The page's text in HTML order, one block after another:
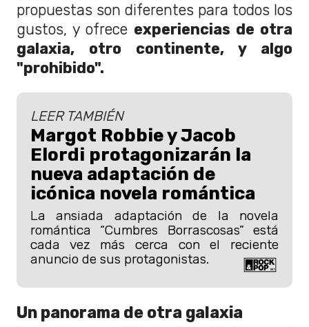
propuestas son diferentes para todos los
gustos, y ofrece experiencias de otra
galaxia, otro continente, y algo
"prohibido".
LEER TAMBIÉN
Margot Robbie y Jacob
Elordi protagonizarán la
nueva adaptación de
icónica novela romántica
La ansiada adaptación de la novela
romántica “Cumbres Borrascosas” está
cada vez más cerca con el reciente
anuncio de sus protagonistas.
Un panorama de otra galaxia